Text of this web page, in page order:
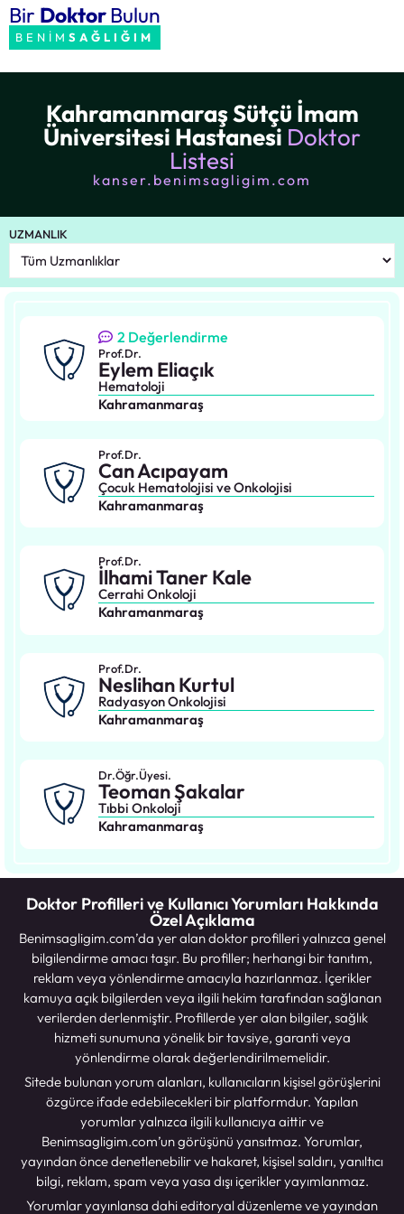
Bir DoktorBulun
BENİM SAĞLIĞIM
Kahramanmaraş Sütçü İmam
Üniversitesi Hastanesi Doktor
Listesi
kanser.benimsagligim.com
UZMANLIK
2 Değerlendirme
Prof.Dr.
Eylem Eliaçık
Hematoloji
Kahramanmaraş
Prof.Dr.
Can Acıpayam
Çocuk Hematolojisi ve Onkolojisi
Kahramanmaraş
Prof.Dr.
İlhami Taner Kale
Cerrahi Onkoloji
Kahramanmaraş
Prof.Dr.
Neslihan Kurtul
Radyasyon Onkolojisi
Kahramanmaraş
Dr.Öğr.Üyesi.
Teoman Şakalar
Tıbbi Onkoloji
Kahramanmaraş
Doktor Profilleri ve Kullanıcı Yorumları Hakkında
Özel Açıklama
Benimsagligim.com’da yer alan doktor profilleri yalnızca genel
bilgilendirme amacı taşır. Bu profiller; herhangi bir tanıtım,
reklam veya yönlendirme amacıyla hazırlanmaz. İçerikler
kamuya açık bilgilerden veya ilgili hekim tarafından sağlanan
verilerden derlenmiştir. Profillerde yer alan bilgiler, sağlık
hizmeti sunumuna yönelik bir tavsiye, garanti veya
yönlendirme olarak değerlendirilmemelidir.
Sitede bulunan yorum alanları, kullanıcıların kişisel görüşlerini
özgürce ifade edebilecekleri bir platformdur. Yapılan
yorumlar yalnızca ilgili kullanıcıya aittir ve
Benimsagligim.com’un görüşünü yansıtmaz. Yorumlar,
yayından önce denetlenebilir ve hakaret, kişisel saldırı, yanıltıcı
bilgi, reklam, spam veya yasa dışı içerikler yayımlanmaz.
Yorumlar yayınlansa dahi editoryal düzenleme ve yayından